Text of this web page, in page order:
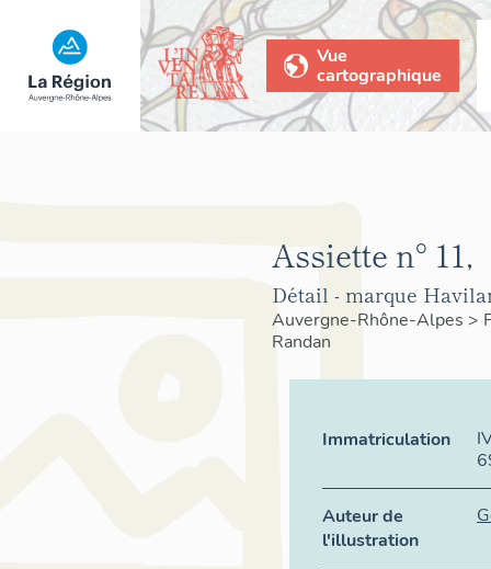
Vue
cartographique
Assiette n° 11,
Détail - marque
Auvergne-Rhône-Alpes >
Randan
Immatriculation
Auteur de
l'illustration